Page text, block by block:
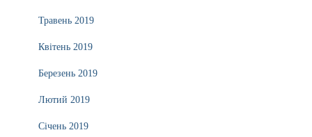
Травень 2019
Квітень 2019
Березень 2019
Лютий 2019
Січень 2019